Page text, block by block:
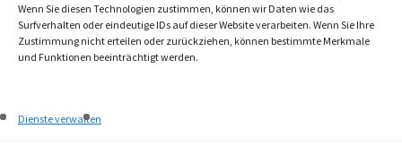
Wenn Sie diesen Technologien zustimmen, können wir Daten wie das
Surfverhalten oder eindeutige IDs auf dieser Website verarbeiten. Wenn Sie Ihre
Zustimmung nicht erteilen oder zurückziehen, können bestimmte Merkmale
und Funktionen beeinträchtigt werden.
Dienste verwalten
Lernen Sie textbest kennen – IhreContent-
Marketing-Agenturaus Berlin. Gemeinsam
erreichen wir Ihre Business-Ziele.
QUICKLINKS